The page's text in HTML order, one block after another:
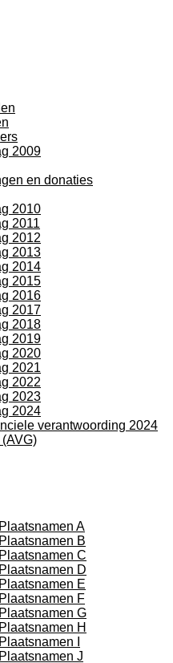
2009
en donaties
2010
2011
2012
2013
2014
2015
2016
2017
2018
2019
2020
2021
2022
2023
2024
verantwoording 2024
A
B
C
D
E
F
G
H
I
J